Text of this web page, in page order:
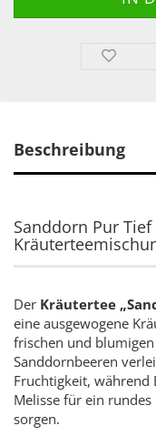
Beschreibung
Sanddorn Pur
Der Kräutertee
eine ausgewogene
frischen und
Sanddornbeeren
Fruchtigkeit,
Melisse für ein
sorgen.